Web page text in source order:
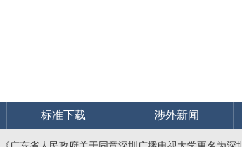
标准下载 涉外新闻